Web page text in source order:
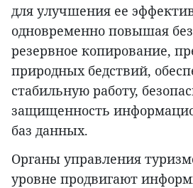
для улучшения ее
одновременно повышая
резервное копирование,
природных бедствий,
стабильную работу,
защищенность
баз данных.
Органы управления
уровне продвигают